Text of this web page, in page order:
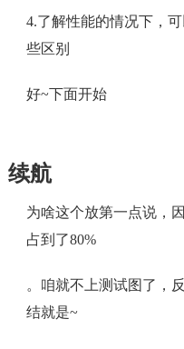
4.了解性能的情况下，
些区别
好~下面开始
续航
为啥这个放第一点说，
占到了80%
。咱就不上测试图了，
结就是~